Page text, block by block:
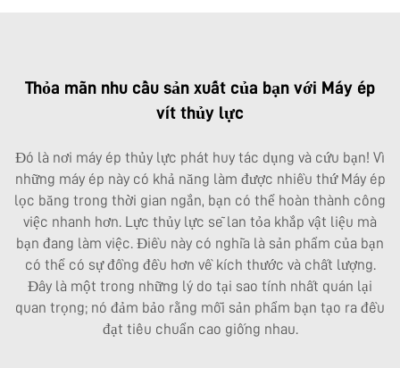
Thỏa mãn nhu cầu sản xuất của bạn với Máy ép
vít thủy lực
Đó là nơi máy ép thủy lực phát huy tác dụng và cứu bạn! Vì
những máy ép này có khả năng làm được nhiều thứ Máy ép
lọc băng trong thời gian ngắn, bạn có thể hoàn thành công
việc nhanh hơn. Lực thủy lực sẽ lan tỏa khắp vật liệu mà
bạn đang làm việc. Điều này có nghĩa là sản phẩm của bạn
có thể có sự đồng đều hơn về kích thước và chất lượng.
Đây là một trong những lý do tại sao tính nhất quán lại
quan trọng; nó đảm bảo rằng mỗi sản phẩm bạn tạo ra đều
đạt tiêu chuẩn cao giống nhau.